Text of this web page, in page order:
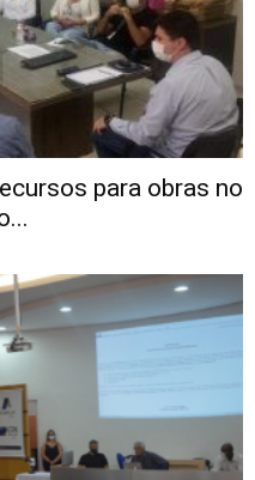
para obras no